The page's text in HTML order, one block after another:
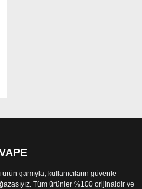
ürün gamıyla, kullanıcıların güvenle
Tüm ürünler %100 orijinaldir ve